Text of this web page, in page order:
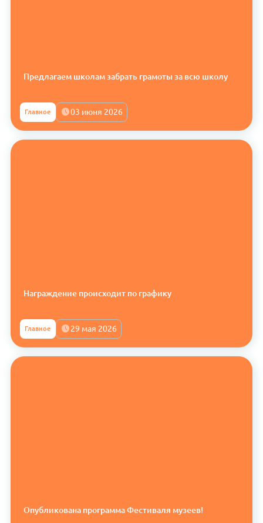
Предлагаем школам забрать грамоты за всю школу
Главное 03 июня 2026
Награждение происходит по графику
Главное 29 мая 2026
Опубликована программа Фестиваля музеев!